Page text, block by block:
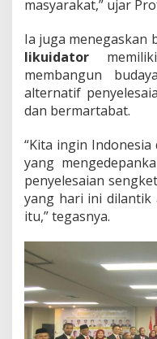
masyarakat,” ujar
Ia juga menegaskan
likuidator
membangun
alternatif
dan bermartabat.
“Kita ingin
yang
penyelesaian
yang hari ini dilantik
itu,” tegasnya.